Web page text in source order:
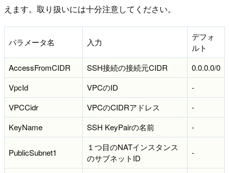
えます。取り扱いには十分注意してください。
パラメータ名 入力
デフォ
ルト
AccessFromCIDR
SSH接続の接続元CIDR
0.0.0.0/0
VpcId
VPCのID
-
VPCCidr
VPCのCIDRアドレス
-
KeyName
SSH KeyPairの名前 -
PublicSubnet1
１つ目のNATインスタンス
のサブネットID
-